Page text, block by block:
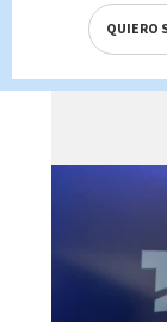
QUIERO